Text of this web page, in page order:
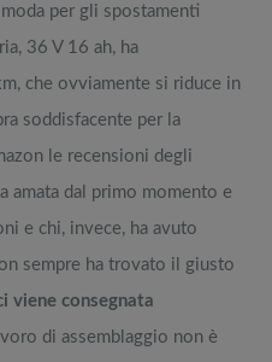
per gli spostamenti
36 V 16 ah, ha
che ovviamente si riduce in
soddisfacente per la
le recensioni degli
amata dal primo momento e
e chi, invece, ha avuto
sempre ha trovato il giusto
viene consegnata
di assemblaggio non è